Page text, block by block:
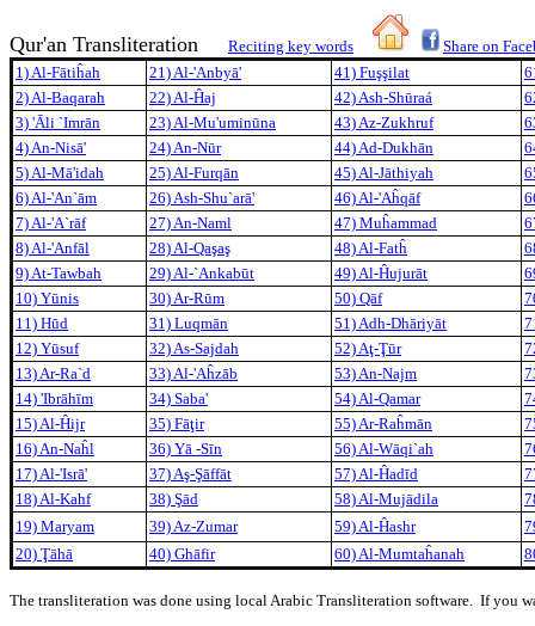
Qur'an Transliteration Reciting key words
Share on
1) Al-Fātiĥah
21) Al-'Anbyā' 41) Fuşşilat
2) Al-Baqarah
22) Al-Ĥaj 42) Ash-Shūraá
3) 'Āli `Imrān
23) Al-Mu'uminūna 43) Az-Zukhruf
4) An-Nisā'
24) An-Nūr 44) Ad-Dukhān
5) Al-Mā'idah
25) Al-Furqān 45) Al-Jāthiyah
6) Al-'An`ām
26) Ash-Shu`arā' 46) Al-'Aĥqāf
7) Al-'A`rāf
27) An-Naml 47) Muĥammad
8) Al-'Anfāl
28) Al-Qaşaş 48) Al-Fatĥ
9) At-Tawbah
29) Al-`Ankabūt 49) Al-Ĥujurāt
10) Yūnis
30) Ar-Rūm 50) Qāf
11) Hūd
31) Luqmān 51) Adh-Dhāriyāt
12) Yūsuf
32) As-Sajdah 52) Aţ-Ţūr
13) Ar-Ra`d
33) Al-'Aĥzāb 53) An-Najm
14) 'Ibrāhīm
34) Saba' 54) Al-Qamar
15) Al-Ĥijr
35) Fāţir 55) Ar-Raĥmān
16) An-Naĥl
36) Yā -Sīn 56) Al-Wāqi`ah
17) Al-'Isrā'
37) Aş-Şāffāt 57) Al-Ĥadīd
18) Al-Kahf
38) Şād 58) Al-Mujādila
19) Maryam
39) Az-Zumar 59) Al-Ĥashr
20) Ţāhā
40) Ghāfir 60) Al-Mumtaĥanah
The transliteration was done using local Arabic Transliteration software. If you